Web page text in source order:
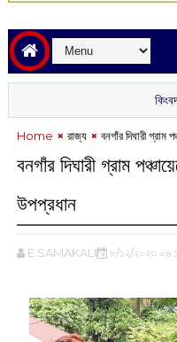
কিংবদন্তির
Home রাজ্য বনগাঁর দিঘারী গ্রাম
বনগাঁর দিঘারী গ্রাম
উপপ্রধান
E SAMAKALIN ৮/১২/২০২৩